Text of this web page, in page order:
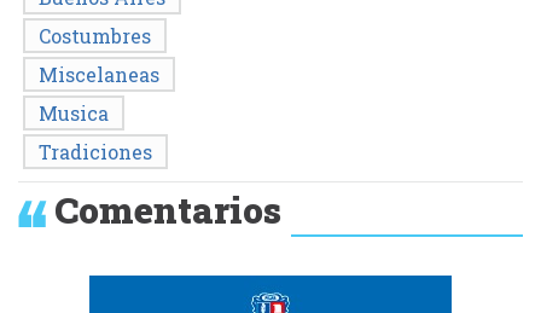
Costumbres
Miscelaneas
Musica
Tradiciones
Comentarios